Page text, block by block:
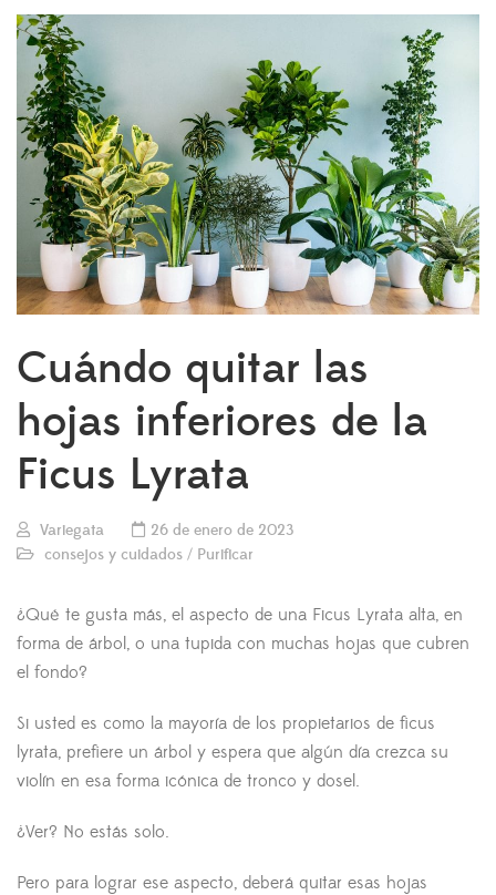
Cuándo quitar las
hojas inferiores de la
Ficus Lyrata
Variegata
26 de enero de 2023
consejos y cuidados / Purificar
¿Qué te gusta más, el aspecto de una Ficus Lyrata alta, en
forma de árbol, o una tupida con muchas hojas que cubren
el fondo?
Si usted es como la mayoría de los propietarios de ficus
lyrata, prefiere un árbol y espera que algún día crezca su
violín en esa forma icónica de tronco y dosel.
¿Ver? No estás solo.
Pero para lograr ese aspecto, deberá quitar esas hojas